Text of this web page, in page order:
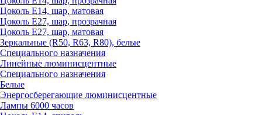
Цоколь Е14, шар, матовая
Цоколь Е27, шар, прозрачная
Цоколь Е27, шар, матовая
Зеркальные (R50, R63, R80), белые
Специального назначения
Линейные люминисцентные
Специального назначения
Белые
Энергосберегающие люминисцентные
Лампы 6000 часов